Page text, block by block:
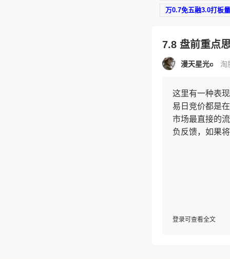
万0.7免五融3.0打板
7.8 盘前重点
漫天星光c 淘
这里有一种表
易日竞价都是
市场最直接的
负反馈，如果
登录可查看全文